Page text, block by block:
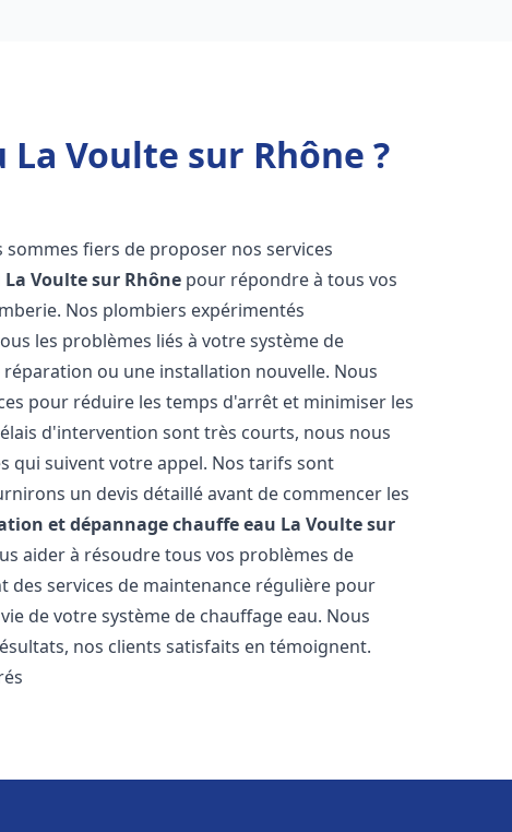
Voulte sur Rhône ?
sommes fiers de proposer nos services
La Voulte sur Rhône pour répondre à tous vos
Nos plombiers expérimentés
les problèmes liés à votre système de
ou une installation nouvelle. Nous
pour réduire les temps d'arrêt et minimiser les
d'intervention sont très courts, nous nous
qui suivent votre appel. Nos tarifs sont
un devis détaillé avant de commencer les
et dépannage chauffe eau La Voulte sur
aider à résoudre tous vos problèmes de
des services de maintenance régulière pour
de votre système de chauffage eau. Nous
nos clients satisfaits en témoignent.